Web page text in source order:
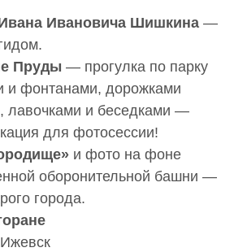
Ивановича Шишкина —
Пруды — прогулка по парку
и фонтанами, дорожками
лавочками и беседками —
для фотосессии!
и фото на фоне
оборонительной башни —
города.